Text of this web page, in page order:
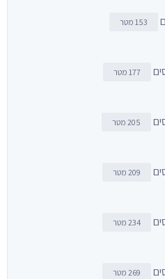
153 מטר
177 מטר
205 מטר
209 מטר
234 מטר
269 מטר